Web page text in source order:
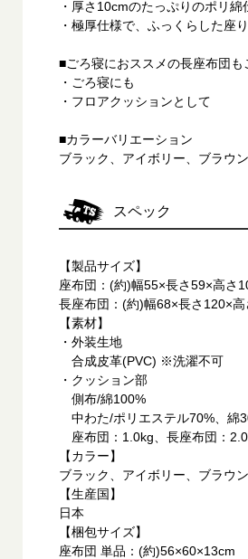
・厚さ10cmのたっぷりのポリ綿
・極厚仕様で、ふっくらした座
■ごろ寝におススメの長座布団も
・ごろ寝にも
・フロアクッションとして
■カラーバリエーション
ブラック、アイボリー、ブラウ
スペック
【製品サイズ】
座布団：(約)幅55×長さ59×高さ
長座布団：(約)幅68×長さ120×高
【素材】
・外装生地
合成皮革(PVC) ※洗濯不可
・クッション部
側布/綿100%
中わた/ポリエステル70%、綿
座布団：1.0kg、長座布団：
【カラー】
ブラック、アイボリー、ブラウ
【生産国】
日本
【梱包サイズ】
座布団 単品：(約)56×60×13cm